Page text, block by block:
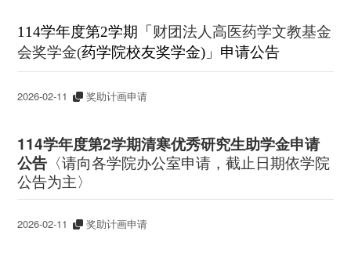
114学年度第2学期 「 财团法人高医药学文教基金
会奖学金(药学院校友奖学金) 」 申请公告
2026-02-11 奖助计画申请
114学年度第2学期清寒优秀研究生助学金申请
公告 〈请向各学院办公室申请，截止日期依学院
公告为主〉
2026-02-11 奖助计画申请